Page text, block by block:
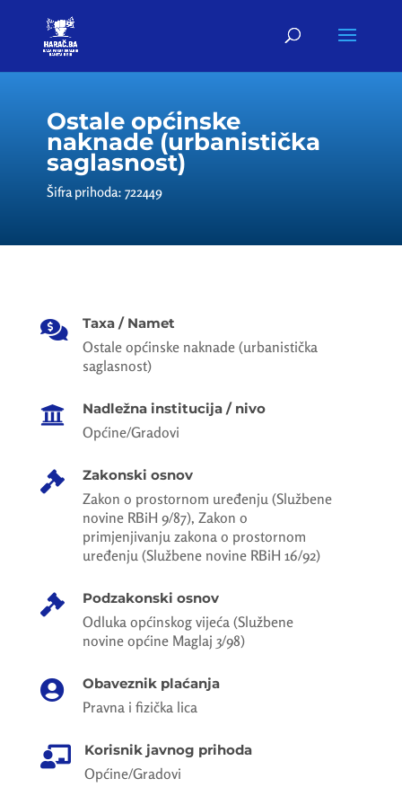
Ostale općinske
naknade (urbanistička
saglasnost)
Šifra prihoda: 722449
 Taxa / Namet
Ostale općinske naknade (urbanistička
saglasnost)
 Nadležna institucija / nivo
Općine/Gradovi
 Zakonski osnov
Zakon o prostornom uređenju (Službene
novine RBiH 9/87), Zakon o
primjenjivanju zakona o prostornom
uređenju (Službene novine RBiH 16/92)
 Podzakonski osnov
Odluka općinskog vijeća (Službene
novine općine Maglaj 3/98)
 Obaveznik plaćanja
Pravna i fizička lica
 Korisnik javnog prihoda
Općine/Gradovi